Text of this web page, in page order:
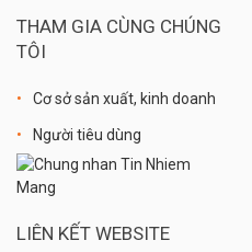
THAM GIA CÙNG CHÚNG
TÔI
Cơ sở sản xuất, kinh doanh
Người tiêu dùng
LIÊN KẾT WEBSITE